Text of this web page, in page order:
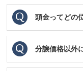
頭金ってどの
分譲価格以外